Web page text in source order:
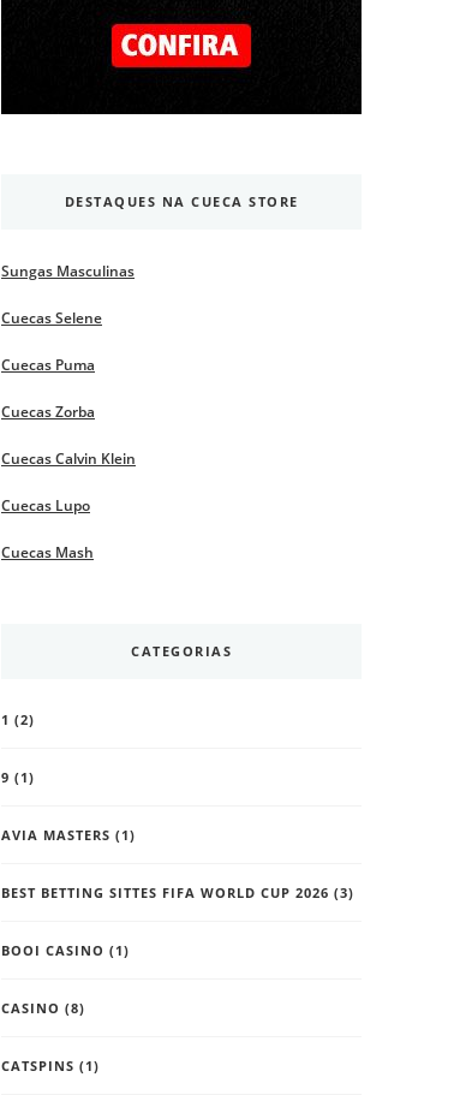
DESTAQUES NA CUECA STORE
Sungas Masculinas
Cuecas Selene
Cuecas Puma
Cuecas Zorba
Cuecas Calvin Klein
Cuecas Lupo
Cuecas Mash
CATEGORIAS
1 (2)
9 (1)
AVIA MASTERS (1)
BEST BETTING SITTES FIFA WORLD CUP 2026 (3)
BOOI CASINO (1)
CASINO (8)
CATSPINS (1)